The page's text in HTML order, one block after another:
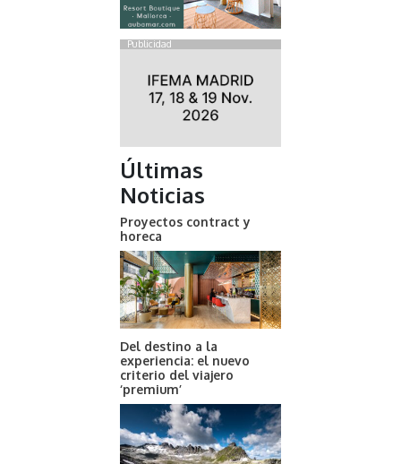
Publicidad
Últimas
Noticias
Proyectos contract y
horeca
Del destino a la
experiencia: el nuevo
criterio del viajero
‘premium’